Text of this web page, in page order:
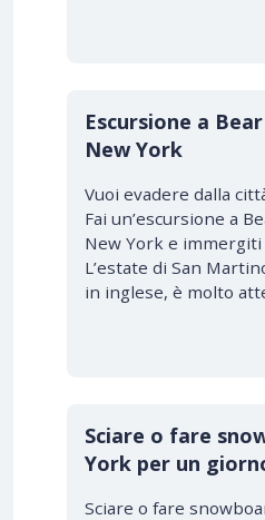
Escursione a
New York
Vuoi evadere dalla
Fai un’escursione a
New York e
L’estate di San
in inglese, è molto
Sciare o fare
York per un
Sciare o fare